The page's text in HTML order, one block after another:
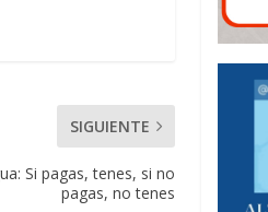
SIGUIENTE
Si pagas, tenes, si no
pagas, no tenes